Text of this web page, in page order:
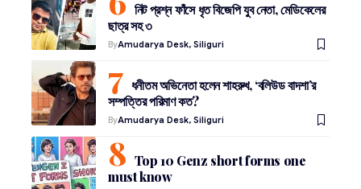
নিট প্রশ্ন ফাঁসে ধৃত বিজেপি যুব নেতা, মেডিকেলের
ছাত্র সহ ৩
ByAmudarya Desk, Siliguri
ধনীতম অভিনেতা হলেন শাহরুখ, ‘বলিউড বাদশা’র
সম্পত্তির পরিমাণ কত?
ByAmudarya Desk, Siliguri
Top 10 Genz short forms one
must know